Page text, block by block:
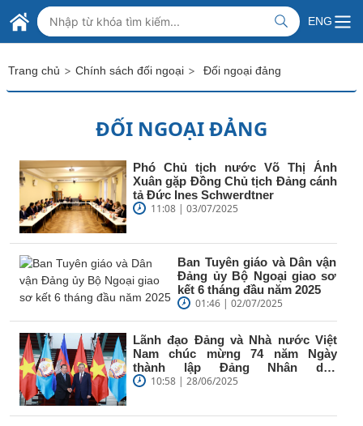
Skip to Main Content
BỘ NGOẠI GIAO VIỆT NAM
MINISTRY OF FOREIGN AFFAIRS
ENG
Trang chủ > Chính sách đối ngoại > Đối ngoại đảng
ĐỐI NGOẠI ĐẢNG
Phó Chủ tịch nước Võ Thị Ánh
Xuân gặp Đồng Chủ tịch Đảng cánh
tả Đức Ines Schwerdtner
11:08 | 03/07/2025
Ban Tuyên giáo và Dân vận
Đảng ủy Bộ Ngoại giao sơ
kết 6 tháng đầu năm 2025
01:46 | 02/07/2025
Lãnh đạo Đảng và Nhà nước Việt
Nam chúc mừng 74 năm Ngày
thành lập Đảng Nhân dân
Campuchia
10:58 | 28/06/2025